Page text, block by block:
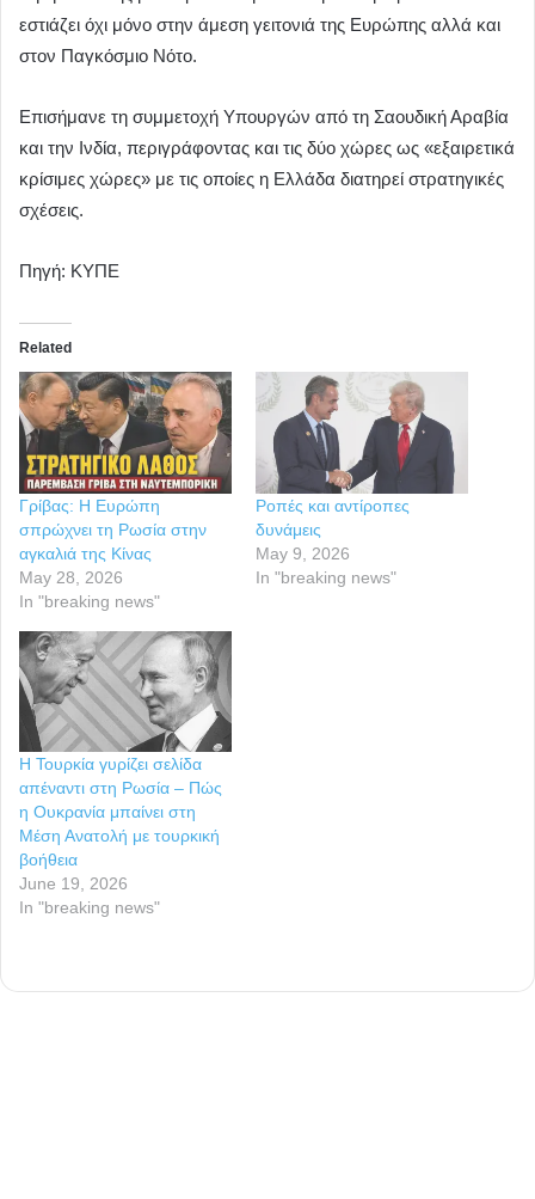
εστιάζει όχι μόνο στην άμεση γειτονιά της Ευρώπης αλλά και
στον Παγκόσμιο Νότο.
Επισήμανε τη συμμετοχή Υπουργών από τη Σαουδική Αραβία
και την Ινδία, περιγράφοντας και τις δύο χώρες ως «εξαιρετικά
κρίσιμες χώρες» με τις οποίες η Ελλάδα διατηρεί στρατηγικές
σχέσεις.
Πηγή: ΚΥΠΕ
Related
Γρίβας: Η Ευρώπη
σπρώχνει τη Ρωσία στην
αγκαλιά της Κίνας
May 28, 2026
In "breaking news"
Ροπές και αντίροπες
δυνάμεις
May 9, 2026
In "breaking news"
Η Τουρκία γυρίζει σελίδα
απέναντι στη Ρωσία – Πώς
η Ουκρανία μπαίνει στη
Μέση Ανατολή με τουρκική
βοήθεια
June 19, 2026
In "breaking news"